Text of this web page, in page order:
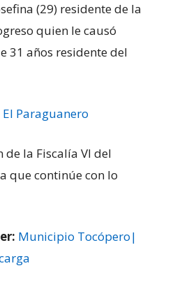
(29) residente de la
quien le causó
31 años residente del
Paraguanero
de la Fiscalía VI del
que continúe con lo
Municipio Tocópero|